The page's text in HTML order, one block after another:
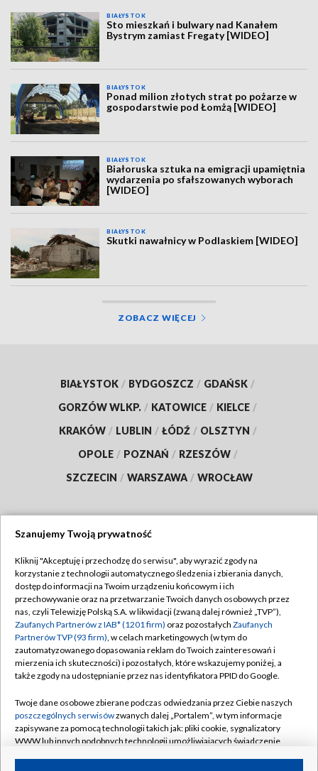
BIAŁYSTOK
Sto mieszkań i bulwary nad Kanałem
Bystrym zamiast Fregaty [WIDEO]
BIAŁYSTOK
Ponad milion złotych strat po pożarze w
gospodarstwie pod Łomżą [WIDEO]
BIAŁYSTOK
Białoruska sztuka na emigracji upamiętnia
wydarzenia po sfałszowanych wyborach
[WIDEO]
BIAŁYSTOK
Skutki nawałnicy w Podlaskiem [WIDEO]
ZOBACZ WIĘCEJ
BIAŁYSTOK / BYDGOSZCZ / GDAŃSK /
GORZÓW WLKP. / KATOWICE / KIELCE /
KRAKÓW / LUBLIN / ŁÓDŹ / OLSZTYN /
OPOLE / POZNAŃ / RZESZÓW /
SZCZECIN / WARSZAWA / WROCŁAW
TVP
Abonament TVP
Emisja w TVP
Centrum informacji TVP
Naziemna Telewizja Cyfrowa
Rada Programowa
System NOS
Informacje o nadawcy
Regulamin TVP
Polityka prywatności
Moje zgody
Pomoc
Kontakt
Kanały
Szanujemy Twoją prywatność
Kliknij "Akceptuję i przechodzę do serwisu", aby wyrazić zgody na
korzystanie z technologii automatycznego śledzenia i zbierania danych,
dostęp do informacji na Twoim urządzeniu końcowym i ich
przechowywanie oraz na przetwarzanie Twoich danych osobowych przez
nas, czyli Telewizję Polską S.A. w likwidacji (zwaną dalej również „TVP”),
Zaufanych Partnerów z IAB* (1201 firm) oraz pozostałych Zaufanych
Partnerów TVP (93 firm), w celach marketingowych (w tym do
zautomatyzowanego dopasowania reklam do Twoich zainteresowań i
mierzenia ich skuteczności) i pozostałych, które wskazujemy poniżej, a
także zgody na udostępnianie przez nas identyfikatora PPID do Google.
Twoje dane osobowe zbierane podczas odwiedzania przez Ciebie naszych
poszczególnych serwisówzwanych dalej „Portalem”, w tym informacje
zapisywane za pomocą technologii takich jak: pliki cookie, sygnalizatory
WWW lub innych podobnych technologii umożliwiających świadczenie